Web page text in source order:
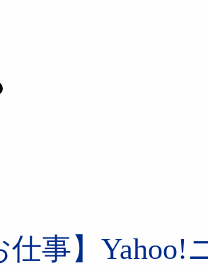
仕事】